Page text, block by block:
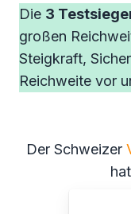
Die 3
großen
Steigkraft,
Reichweite vor
Der Schweizer